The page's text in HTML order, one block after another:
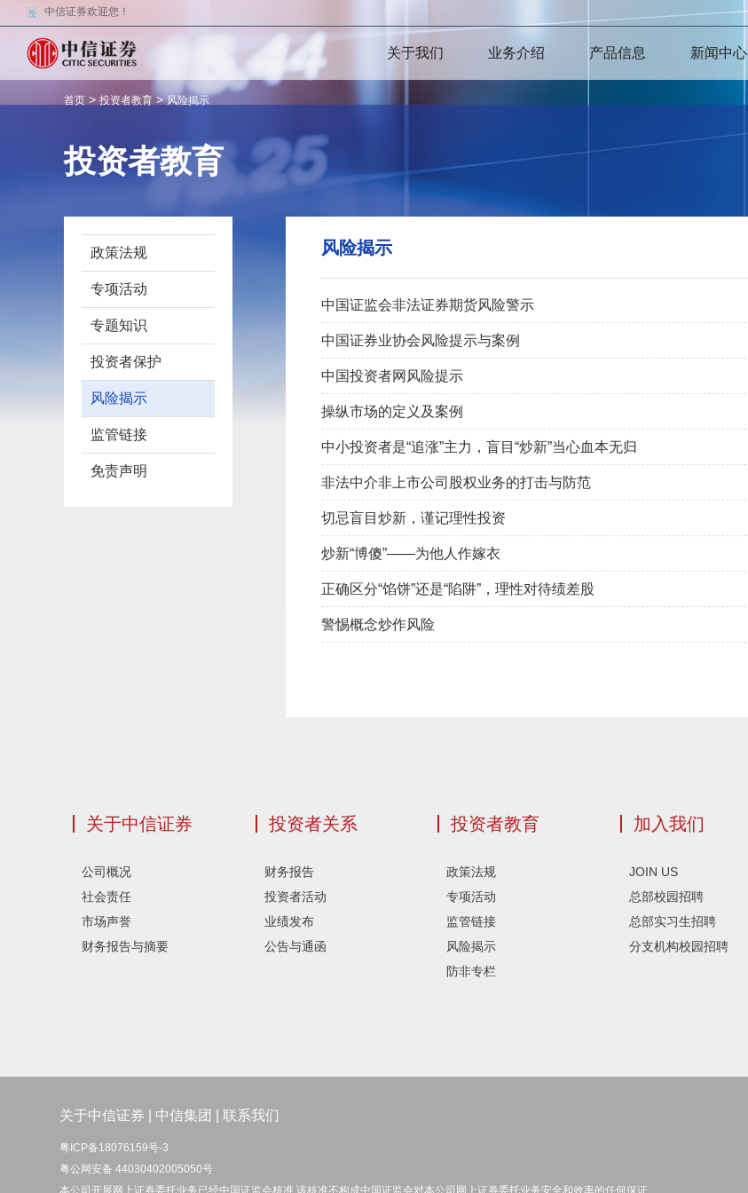
中信证券欢迎您！
关于我们 业务介绍 产品信息 新闻中心
首页 > 投资者教育>风险揭示
投资者教育
政策法规
专项活动
专题知识
投资者保护
风险揭示
监管链接
免责声明
风险揭示
中国证监会非法证券期货风险警示
中国证券业协会风险提示与案例
中国投资者网风险提示
操纵市场的定义及案例
中小投资者是“追涨”主力，盲目“炒新”当心血本无归
非法中介非上市公司股权业务的打击与防范
切忌盲目炒新，谨记理性投资
炒新“博傻”——为他人作嫁衣
正确区分“馅饼”还是“陷阱”，理性对待绩差股
警惕概念炒作风险
关于中信证券
公司概况
社会责任
市场声誉
财务报告与摘要
投资者关系
财务报告
投资者活动
业绩发布
公告与通函
投资者教育
政策法规
专项活动
监管链接
风险揭示
防非专栏
加入我们
JOIN US
总部校园招聘
总部实习生招聘
分支机构校园招聘
关于中信证券 中信集团 |联系我们
粤ICP备18076159号-3
粤公网安备 44030402005050号
本公司开展网上证券委托业务已经中国证监会核准 该核准不构成中国证监会对本公司网上证券委托业务安全和效率的任何保证